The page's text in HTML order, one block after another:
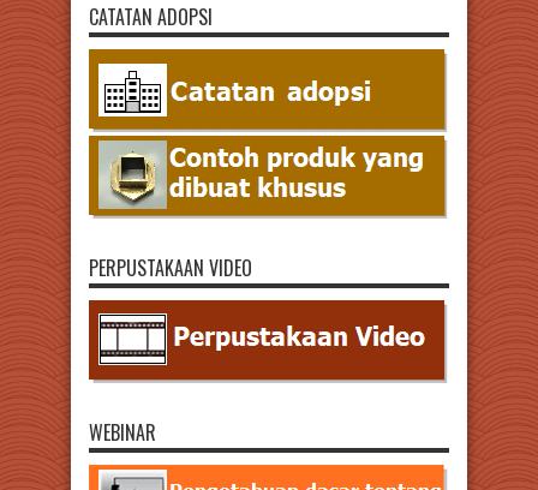
CATATAN ADOPSI
PERPUSTAKAAN VIDEO
WEBINAR